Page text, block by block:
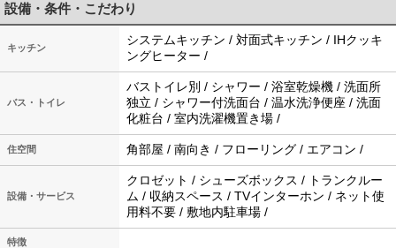
設備・条件・こだわり
キッチン
システムキッチン / 対面式キッチン / IHクッキ
ングヒーター /
バス・トイレ
バストイレ別 / シャワー / 浴室乾燥機 / 洗面所
独立 / シャワー付洗面台 / 温水洗浄便座 / 洗面
化粧台 / 室内洗濯機置き場 /
住空間 角部屋 / 南向き / フローリング / エアコン /
設備・サービス
クロゼット / シューズボックス / トランクルー
ム / 収納スペース / TVインターホン / ネット使
用料不要 / 敷地内駐車場 /
特徴